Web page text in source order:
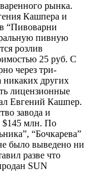
рынка.
Кашпера и
“Пивоварни
пивную
розлив
25 руб. С
через три-
никаких других
лицензионные
Евгений Кашпер.
завода и
$145 млн. По
“Бочкарева”
было выведено ни
разве что
SUN